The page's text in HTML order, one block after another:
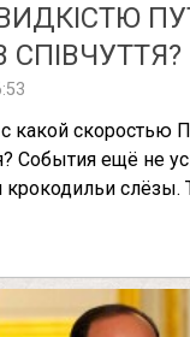
какой скоростью
События ещё не
слёзы.